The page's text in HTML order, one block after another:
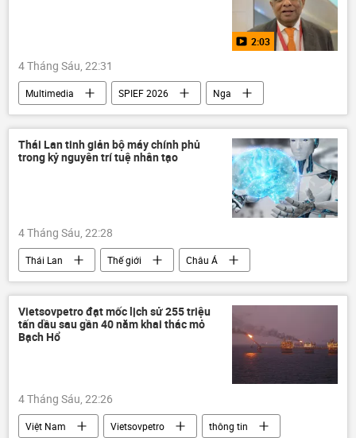
2:03
4 Tháng Sáu, 22:31
Multimedia SPIEF 2026
Nga
AirAsia
St. Petersburg
doanh nghiệp
Kinh doanh Video
Thái Lan tinh giản bộ máy chính phủ
trong kỷ nguyên trí tuệ nhân tạo
4 Tháng Sáu, 22:28
Thái Lan Thế giới
Châu Á
Chính trị
AI thông tin
Vietsovpetro đạt mốc lịch sử 255 triệu
tấn dầu sau gần 40 năm khai thác mỏ
Bạch Hổ
4 Tháng Sáu, 22:26
Việt Nam Vietsovpetro
thông tin